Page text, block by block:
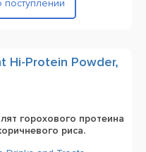
Hi-Protein Powder,
горохового протеина
риса.